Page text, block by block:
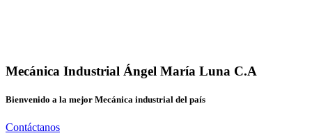
Mecánica Industrial Ángel María Luna C.A
Bienvenido a la mejor Mecánica industrial del país
Contáctanos